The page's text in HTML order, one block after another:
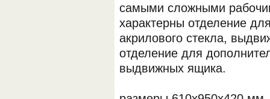
самыми сложными
характерны отделение
акрилового стекла,
отделение для
выдвижных ящика.